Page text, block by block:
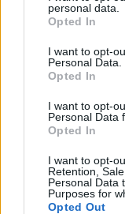
grant or deny
use your data for
consent section.
personal data.
Opted In
I want to opt-
Personal Data.
Opted In
I want to opt-
Personal Data
Opted In
I want to opt-
Retention,
Personal Data
Purposes for
Opted Out
Sigue